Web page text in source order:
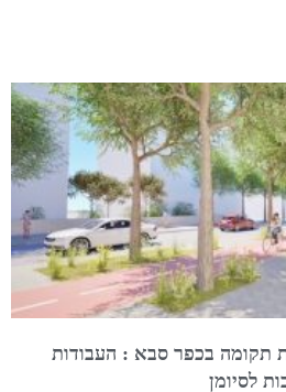
תקומה בכפר סבא : העבודות
לסיומן